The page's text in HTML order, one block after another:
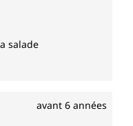
salade
avant 6 années